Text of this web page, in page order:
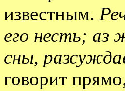
известным.
его несть; аз
сны,
говорит